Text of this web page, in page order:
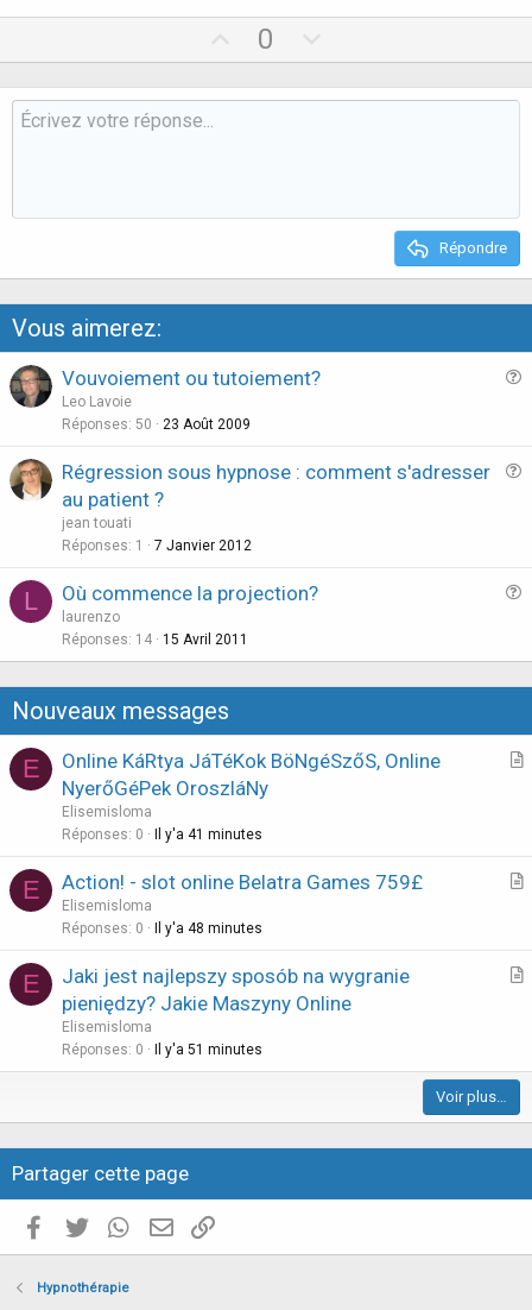
p
v
0
o
w
t
Répondre
Vous aimerez:
Vouvoiement ou tutoiement?
Leo Lavoie
Réponses 50 23 Août 2009
Régression sous hypnose : comment s'adresser
au patient ?
jean touati
Réponses 1 7 Janvier 2012
L
s
t
o
n
Où commence la projection?
laurenzo
Réponses 14 15 Avril 2011
Nouveaux messages
E
A
l
Online KáRtya JáTéKok BöNgéSzőS, Online
NyerőGéPek OroszláNy
Elisemisloma
Réponses 0 Il y'a 41 minutes
E
A
c
Action! - slot online Belatra Games 759£
Elisemisloma
Réponses 0 Il y'a 48 minutes
E
A
c
e
Jaki jest najlepszy sposób na wygranie
pieniędzy? Jakie Maszyny Online
Elisemisloma
Réponses 0 Il y'a 51 minutes
Voir plus…
Partager cette page
Facebook
Twitter WhatsAppE-mail valide
Hypnothérapie